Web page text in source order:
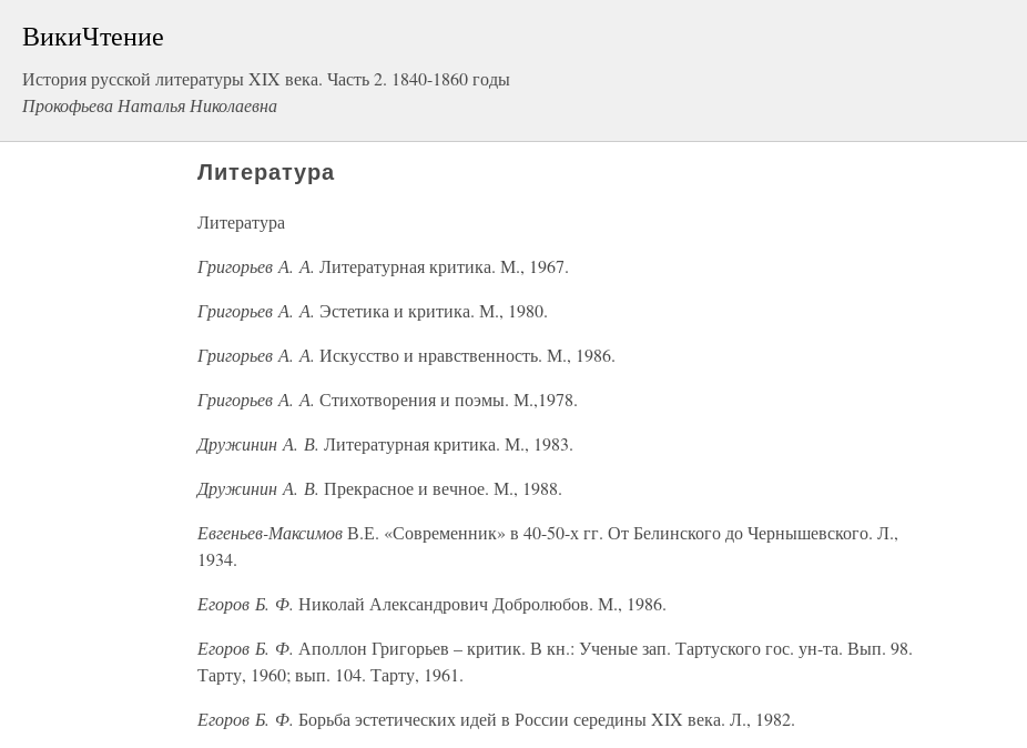
ВикиЧтение
История русской литературы XIX века. Часть 2. 1840-1860 годы
Прокофьева Наталья Николаевна
Литература
Литература
Григорьев А. А. Литературная критика. М., 1967.
Григорьев А. А. Эстетика и критика. М., 1980.
Григорьев А. А. Искусство и нравственность. М., 1986.
Григорьев А. А. Стихотворения и поэмы. М.,1978.
Дружинин А. В. Литературная критика. М., 1983.
Дружинин А. В. Прекрасное и вечное. М., 1988.
Евгеньев-МаксимовВ.Е. «Современник» в 40-50-х гг. От Белинского до Чернышевского. Л.,
1934.
Егоров Б. Ф. Николай Александрович Добролюбов. М., 1986.
Егоров Б. Ф. Аполлон Григорьев – критик. В кн.: Ученые зап. Тартуского гос. ун-та. Вып. 98.
Тарту, 1960; вып. 104. Тарту, 1961.
Егоров Б. Ф. Борьба эстетических идей в России середины XIX века. Л., 1982.